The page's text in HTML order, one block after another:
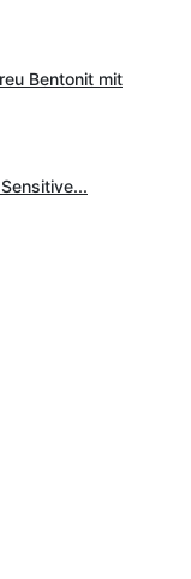
Bentonit mit